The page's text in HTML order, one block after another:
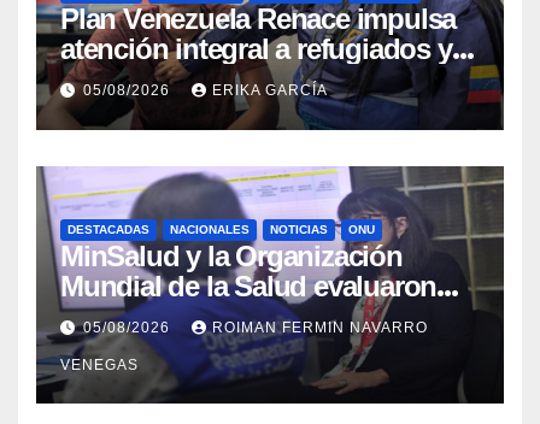
​Plan Venezuela Renace impulsa
atención integral a refugiados y
evaluación de vacunación en
Aragua
05/08/2026 ERIKA GARCÍA
DESTACADAS NACIONALES NOTICIAS ONU
MinSalud y la Organización
Mundial de la Salud evaluaron
propuesta técnica integral en
materia de agua saneamiento e
higiene ante contingencia
sísmica
05/08/2026 ROIMAN FERMIN NAVARRO
VENEGAS